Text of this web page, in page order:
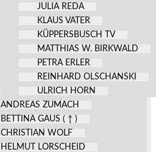
JULIA REDA
KLAUS VATER
KÜPPERSBUSCH TV
MATTHIAS W. BIRKWALD
PETRA ERLER
REINHARD OLSCHANSKI
ULRICH HORN
ANDREAS ZUMACH
BETTINA GAUS ( † )
CHRISTIAN WOLF
HELMUT LORSCHEID